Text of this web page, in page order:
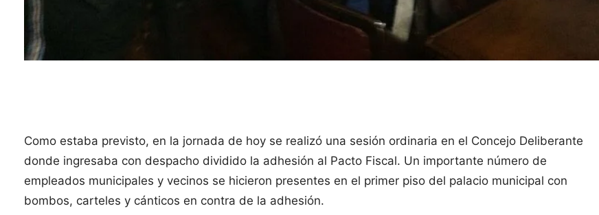
Como estaba previsto, en la jornada de hoy se realizó una sesión ordinaria en el Concejo Deliberante
donde ingresaba con despacho dividido la adhesión al Pacto Fiscal. Un importante número de
empleados municipales y vecinos se hicieron presentes en el primer piso del palacio municipal con
bombos, carteles y cánticos en contra de la adhesión.